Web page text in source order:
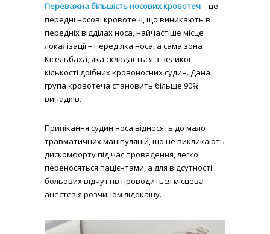
Переважна більшість носових кровотеч– це
передні носові кровотечі, що виникають в
передніх відділах носа, найчастіше місце
локалізації – переділка носа, а сама зона
Кісельбаха, яка складається з великої
кількості дрібних кровоносних судин. Дана
група кровотеча становить більше 90%
випадків.
Припікання судин носа відносять до мало
травматичних маніпуляцій, що не викликають
дискомфорту під час проведення, легко
переносяться пацієнтами, а для відсутності
больових відчуттів проводиться місцева
анестезія розчином лідокаїну.